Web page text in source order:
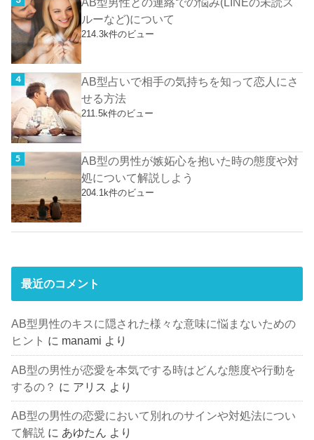
ルーなど)について
214.3k件のビュー
AB型占いで相手の気持ちを知って恋人にさ
せる方法
211.5k件のビュー
AB型の男性が嫉妬心を抱いた時の態度や対
処について解説しよう
204.1k件のビュー
最近のコメント
AB型男性のキスに隠された様々な意味に悩まないための
ヒント に manami より
AB型の男性が恋愛を本気でする時はどんな態度や行動を
するの？ に アリス より
AB型の男性の恋愛において別れのサインや対処法につい
て解説 に あゆたん より